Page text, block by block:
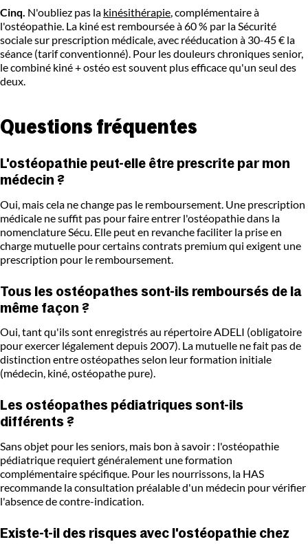
Cinq. N'oubliez pas la kinésithérapie, complémentaire à
l'ostéopathie. La kiné est remboursée à 60 % par la Sécurité
sociale sur prescription médicale, avec rééducation à 30-45 € la
séance (tarif conventionné). Pour les douleurs chroniques senior,
le combiné kiné + ostéo est souvent plus efficace qu'un seul des
deux.
Questions fréquentes
L'ostéopathie peut-elle être prescrite par mon
médecin ?
Oui, mais cela ne change pas le remboursement. Une prescription
médicale ne suffit pas pour faire entrer l'ostéopathie dans la
nomenclature Sécu. Elle peut en revanche faciliter la prise en
charge mutuelle pour certains contrats premium qui exigent une
prescription pour le remboursement.
Tous les ostéopathes sont-ils remboursés de la
même façon ?
Oui, tant qu'ils sont enregistrés au répertoire ADELI (obligatoire
pour exercer légalement depuis 2007). La mutuelle ne fait pas de
distinction entre ostéopathes selon leur formation initiale
(médecin, kiné, ostéopathe pure).
Les ostéopathes pédiatriques sont-ils
différents ?
Sans objet pour les seniors, mais bon à savoir : l'ostéopathie
pédiatrique requiert généralement une formation
complémentaire spécifique. Pour les nourrissons, la HAS
recommande la consultation préalable d'un médecin pour vérifier
l'absence de contre-indication.
Existe-t-il des risques avec l'ostéopathie chez